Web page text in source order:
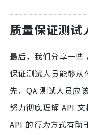
质量保证测试
最后，我们分享一些
保证测试人员能够从
先，QA 测试人员应
努力彻底理解 API
API 的行为方式有助